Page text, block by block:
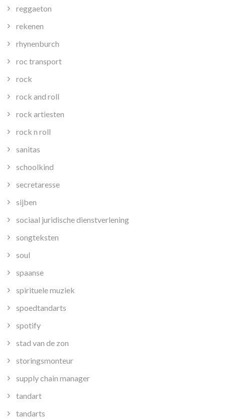
reggaeton
rekenen
rhynenburch
roc transport
rock
rock and roll
rock artiesten
rock n roll
sanitas
schoolkind
secretaresse
sijben
sociaal juridische dienstverlening
songteksten
soul
spaanse
spirituele muziek
spoedtandarts
spotify
stad van de zon
storingsmonteur
supply chain manager
tandart
tandarts